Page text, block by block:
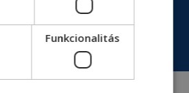
Funkcionalitás